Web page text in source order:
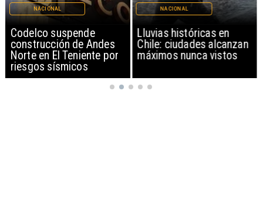
Codelco suspende
construcción de Andes
Norte en El Teniente por
riesgos sísmicos
NACIONAL
Lluvias históricas en
Chile: ciudades alcanzan
máximos nunca vistos
NACIONAL